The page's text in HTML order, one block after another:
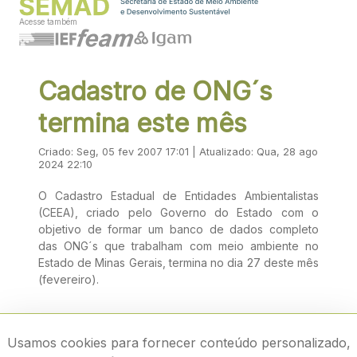
Acesse também
Cadastro de ONG´s
termina este mês
Criado: Seg, 05 fev 2007 17:01 | Atualizado: Qua, 28 ago
2024 22:10
O Cadastro Estadual de Entidades Ambientalistas
(CEEA), criado pelo Governo do Estado com o
objetivo de formar um banco de dados completo
das ONG´s que trabalham com meio ambiente no
Estado de Minas Gerais, termina no dia 27 deste mês
(fevereiro).
Usamos cookies para fornecer conteúdo personalizado,